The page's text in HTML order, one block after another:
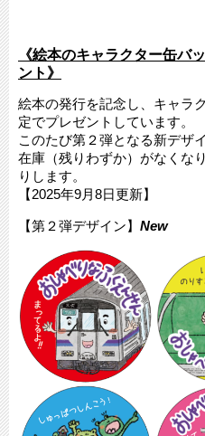
《絵本のキャラクター缶バ
ント》
絵本の発行を記念し、キャラ
定でプレゼントしています。
このたび第２弾となる新デザ
在庫（残りわずか）がなくな
りします。
【2025年9月8日更新】
【第２弾デザイン】 New